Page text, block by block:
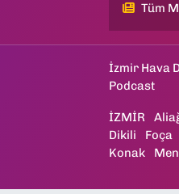
Tüm
İzmir Hava
Podcast
İZMİR
Dikili
Foça
Konak